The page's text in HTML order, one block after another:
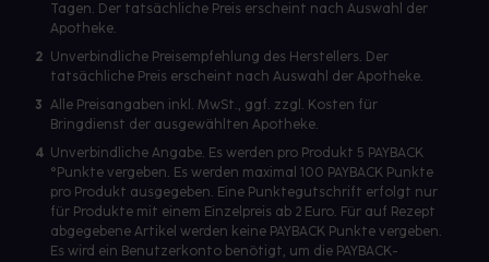
Tagen. Der tatsächliche Preis erscheint nach Auswahl der
Apotheke.
2 Unverbindliche Preisempfehlung des Herstellers. Der
tatsächliche Preis erscheint nach Auswahl der Apotheke.
3 Alle Preisangaben inkl. MwSt., ggf. zzgl. Kosten für
Bringdienst der ausgewählten Apotheke.
4 Unverbindliche Angabe. Es werden pro Produkt 5 PAYBACK
°Punkte vergeben. Es werden maximal 100 PAYBACK Punkte
pro Produkt ausgegeben. Eine Punktegutschrift erfolgt nur
für Produkte mit einem Einzelpreis ab 2 Euro. Für auf Rezept
abgegebene Artikel werden keine PAYBACK Punkte vergeben.
Es wird ein Benutzerkonto benötigt, um die PAYBACK-